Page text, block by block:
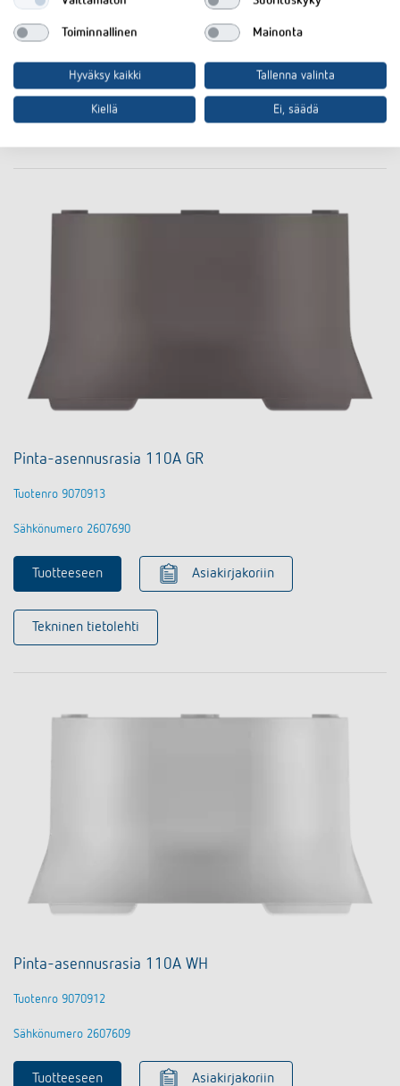
Sähkönumero 2607689
Tuotteeseen Asiakirjakoriin
Tekninen tietolehti
Pinta-asennusrasia 110A GR
Tuotenro 9070913
Sähkönumero 2607690
Tuotteeseen Asiakirjakoriin
Tekninen tietolehti
Pinta-asennusrasia 110A WH
Tuotenro 9070912
Sähkönumero 2607609
Tuotteeseen Asiakirjakoriin
Toiminnallinen Mainonta
Hyväksy kaikki Tallenna valinta
Kiellä Ei, säädä